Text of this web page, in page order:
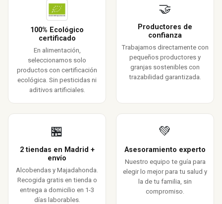
100% Ecológico
certificado
En alimentación,
seleccionamos solo
productos con certificación
ecológica. Sin pesticidas ni
aditivos artificiales.
🤝
Productores de
confianza
Trabajamos directamente con
pequeños productores y
granjas sostenibles con
trazabilidad garantizada.
🏪
2 tiendas en Madrid +
envío
Alcobendas y Majadahonda.
Recogida gratis en tienda o
entrega a domicilio en 1-3
días laborables.
💚
Asesoramiento experto
Nuestro equipo te guía para
elegir lo mejor para tu salud y
la de tu familia, sin
compromiso.